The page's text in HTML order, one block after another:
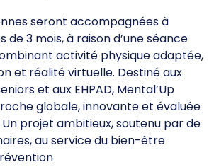
seront accompagnées à
de 3 mois, à raison d’une séance
activité physique adaptée,
et réalité virtuelle. Destiné aux
et aux EHPAD, Mental’Up
globale, innovante et évaluée
projet ambitieux, soutenu par de
au service du bien-être